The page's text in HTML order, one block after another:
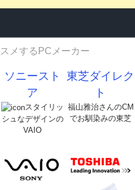
メするPCメーカー
ソニースト
ア
スタイリッ
シュなデザインの
VAIO
東芝ダイレク
ト
福山雅治さんのCM
でお馴染みの東芝